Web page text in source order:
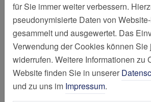
Heidrun Redzinski
St. Josef-Krankenhaus
für Sie immer weiter verbessern.
pseudonymisierte Daten von
gesammelt und ausgewertet. Das
Verwendung der Cookies können Sie
widerrufen. Weitere Informationen zu
Website finden Sie in unserer
und zu uns im Impressum.